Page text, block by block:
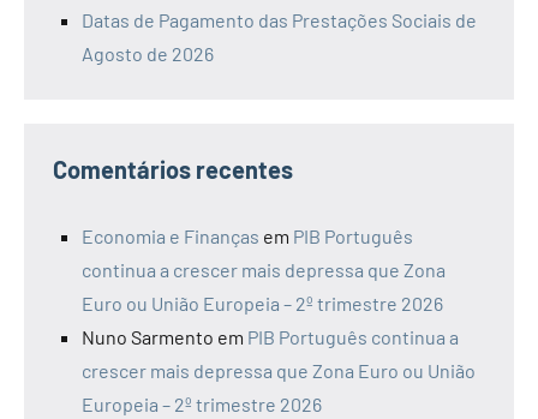
Datas de Pagamento das Prestações Sociais de
Agosto de 2026
Comentários recentes
Economia e Finanças em PIB Português
continua a crescer mais depressa que Zona
Euro ou União Europeia – 2º trimestre 2026
Nuno Sarmento em PIB Português continua a
crescer mais depressa que Zona Euro ou União
Europeia – 2º trimestre 2026